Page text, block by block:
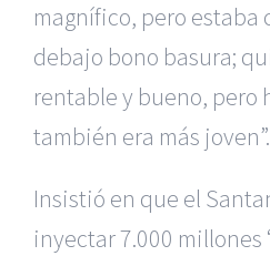
magnífico, pero
debajo bono basura;
rentable y bueno, pero
también era más joven”.
Insistió en que el
inyectar 7.000 millones